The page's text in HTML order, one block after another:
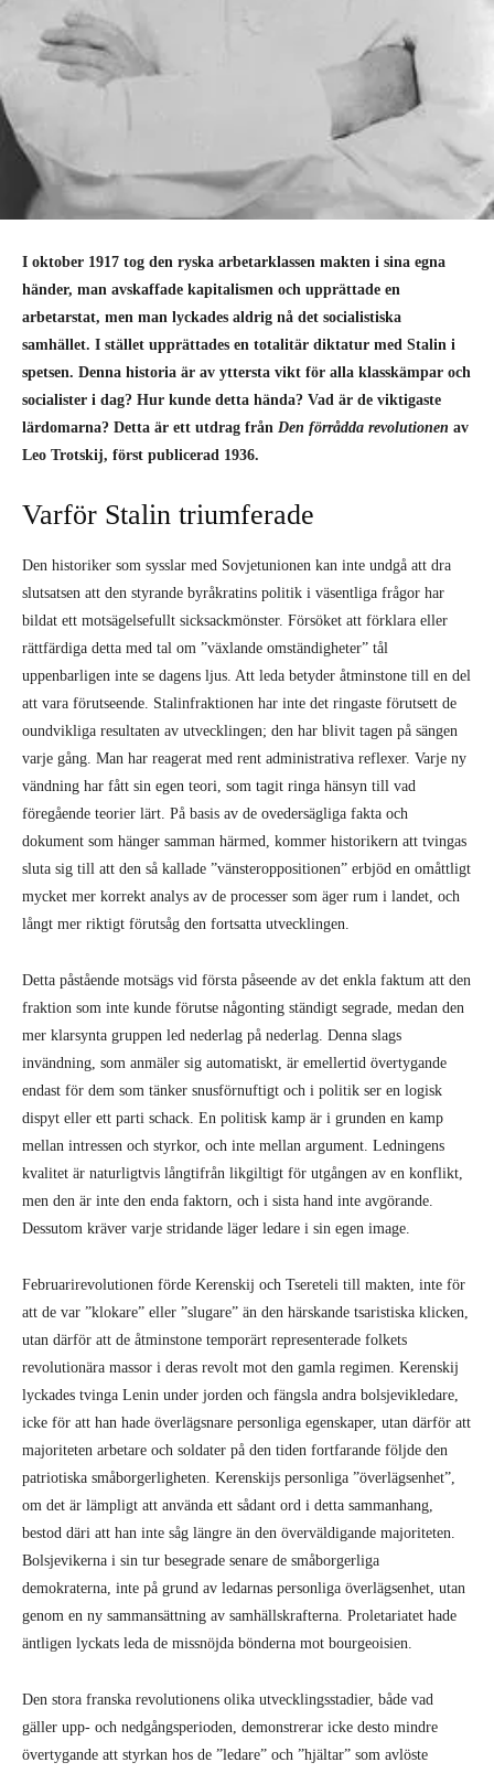
I oktober 1917 tog den ryska arbetarklassen makten i sina egna
händer, man avskaffade kapitalismen och upprättade en
arbetarstat, men man lyckades aldrig nå det socialistiska
samhället. I stället upprättades en totalitär diktatur med Stalin i
spetsen. Denna historia är av yttersta vikt för alla klasskämpar och
socialister i dag? Hur kunde detta hända? Vad är de viktigaste
lärdomarna? Detta är ett utdrag från Den förrådda revolutionen av
Leo Trotskij, först publicerad 1936.
Varför Stalin triumferade
Den historiker som sysslar med Sovjetunionen kan inte undgå att dra
slutsatsen att den styrande byråkratins politik i väsentliga frågor har
bildat ett motsägelsefullt sicksackmönster. Försöket att förklara eller
rättfärdiga detta med tal om ”växlande omständigheter” tål
uppenbarligen inte se dagens ljus. Att leda betyder åtminstone till en del
att vara förutseende. Stalinfraktionen har inte det ringaste förutsett de
oundvikliga resultaten av utvecklingen; den har blivit tagen på sängen
varje gång. Man har reagerat med rent administrativa reflexer. Varje ny
vändning har fått sin egen teori, som tagit ringa hänsyn till vad
föregående teorier lärt. På basis av de ovedersägliga fakta och
dokument som hänger samman härmed, kommer historikern att tvingas
sluta sig till att den så kallade ”vänsteroppositionen” erbjöd en omåttligt
mycket mer korrekt analys av de processer som äger rum i landet, och
långt mer riktigt förutsåg den fortsatta utvecklingen.
Detta påstående motsägs vid första påseende av det enkla faktum att den
fraktion som inte kunde förutse någonting ständigt segrade, medan den
mer klarsynta gruppen led nederlag på nederlag. Denna slags
invändning, som anmäler sig automatiskt, är emellertid övertygande
endast för dem som tänker snusförnuftigt och i politik ser en logisk
dispyt eller ett parti schack. En politisk kamp är i grunden en kamp
mellan intressen och styrkor, och inte mellan argument. Ledningens
kvalitet är naturligtvis långtifrån likgiltigt för utgången av en konflikt,
men den är inte den enda faktorn, och i sista hand inte avgörande.
Dessutom kräver varje stridande läger ledare i sin egen image.
Februarirevolutionen förde Kerenskij och Tsereteli till makten, inte för
att de var ”klokare” eller ”slugare” än den härskande tsaristiska klicken,
utan därför att de åtminstone temporärt representerade folkets
revolutionära massor i deras revolt mot den gamla regimen. Kerenskij
lyckades tvinga Lenin under jorden och fängsla andra bolsjevikledare,
icke för att han hade överlägsnare personliga egenskaper, utan därför att
majoriteten arbetare och soldater på den tiden fortfarande följde den
patriotiska småborgerligheten. Kerenskijs personliga ”överlägsenhet”,
om det är lämpligt att använda ett sådant ord i detta sammanhang,
bestod däri att han inte såg längre än den överväldigande majoriteten.
Bolsjevikerna i sin tur besegrade senare de småborgerliga
demokraterna, inte på grund av ledarnas personliga överlägsenhet, utan
genom en ny sammansättning av samhällskrafterna. Proletariatet hade
äntligen lyckats leda de missnöjda bönderna mot bourgeoisien.
Den stora franska revolutionens olika utvecklingsstadier, både vad
gäller upp- och nedgångsperioden, demonstrerar icke desto mindre
övertygande att styrkan hos de ”ledare” och ”hjältar” som avlöste